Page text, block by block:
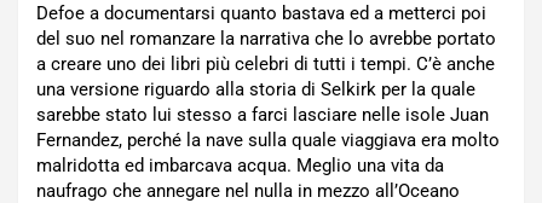
Defoe a documentarsi quanto bastava ed a metterci poi
del suo nel romanzare la narrativa che lo avrebbe portato
a creare uno dei libri più celebri di tutti i tempi. C’è anche
una versione riguardo alla storia di Selkirk per la quale
sarebbe stato lui stesso a farci lasciare nelle isole Juan
Fernandez, perché la nave sulla quale viaggiava era molto
malridotta ed imbarcava acqua. Meglio una vita da
naufrago che annegare nel nulla in mezzo all’Oceano